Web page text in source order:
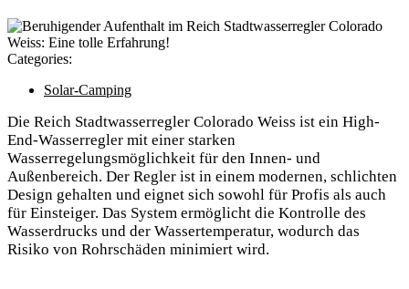
Categories:
Solar-Camping
Die Reich Stadtwasserregler Colorado Weiss ist ein High-
End-Wasserregler mit einer starken
Wasserregelungsmöglichkeit für den Innen- und
Außenbereich. Der Regler ist in einem modernen, schlichten
Design gehalten und eignet sich sowohl für Profis als auch
für Einsteiger. Das System ermöglicht die Kontrolle des
Wasserdrucks und der Wassertemperatur, wodurch das
Risiko von Rohrschäden minimiert wird.